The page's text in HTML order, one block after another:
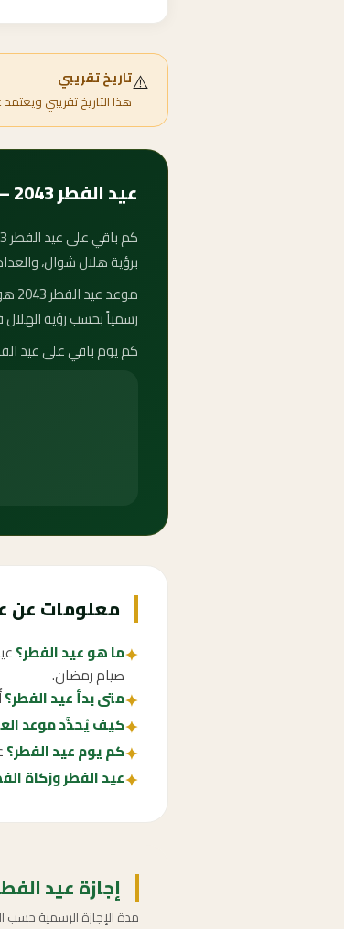
⚠️تاريخ تقريبي
هذا التاريخ تقريبي
عيد الفطر 2043 — متى يبدأ وكم باقي على الفطر؟
برؤية هلال شوال،
رسمياً بحسب رؤية
كم يوم باقي على عيد الفطر؟ العد التنازلي لعيد الفطر 2043
معلومات عن عيد
✦ما هو عيد الفطر؟
صيام رمضان.
✦متى بدأ عيد الفطر؟
✦كيف يُحدَّد موعد
✦كم يوم عيد الفطر؟
✦عيد الفطر وزكاة
إجازة عيد الفطر
مدة الإجازة الرسمية حسب